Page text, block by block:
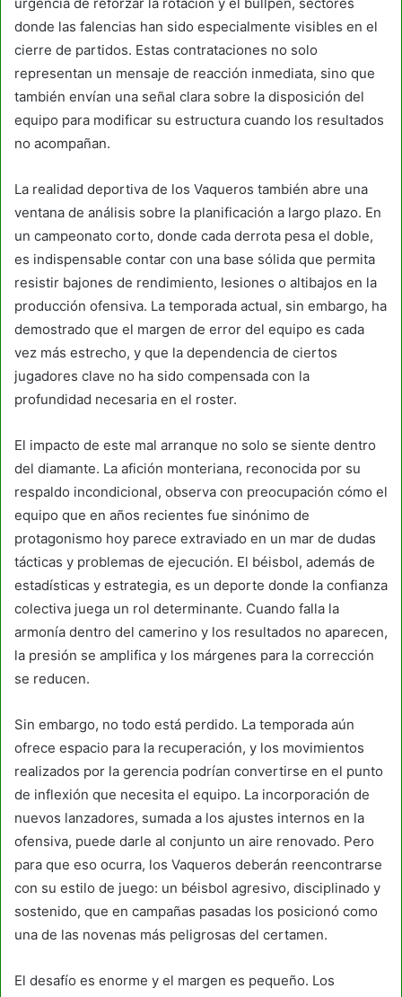
donde las falencias han sido especialmente visibles en el
cierre de partidos. Estas contrataciones no solo
representan un mensaje de reacción inmediata, sino que
también envían una señal clara sobre la disposición del
equipo para modificar su estructura cuando los resultados
no acompañan.
La realidad deportiva de los Vaqueros también abre una
ventana de análisis sobre la planificación a largo plazo. En
un campeonato corto, donde cada derrota pesa el doble,
es indispensable contar con una base sólida que permita
resistir bajones de rendimiento, lesiones o altibajos en la
producción ofensiva. La temporada actual, sin embargo, ha
demostrado que el margen de error del equipo es cada
vez más estrecho, y que la dependencia de ciertos
jugadores clave no ha sido compensada con la
profundidad necesaria en el roster.
El impacto de este mal arranque no solo se siente dentro
del diamante. La afición monteriana, reconocida por su
respaldo incondicional, observa con preocupación cómo el
equipo que en años recientes fue sinónimo de
protagonismo hoy parece extraviado en un mar de dudas
tácticas y problemas de ejecución. El béisbol, además de
estadísticas y estrategia, es un deporte donde la confianza
colectiva juega un rol determinante. Cuando falla la
armonía dentro del camerino y los resultados no aparecen,
la presión se amplifica y los márgenes para la corrección
se reducen.
Sin embargo, no todo está perdido. La temporada aún
ofrece espacio para la recuperación, y los movimientos
realizados por la gerencia podrían convertirse en el punto
de inflexión que necesita el equipo. La incorporación de
nuevos lanzadores, sumada a los ajustes internos en la
ofensiva, puede darle al conjunto un aire renovado. Pero
para que eso ocurra, los Vaqueros deberán reencontrarse
con su estilo de juego: un béisbol agresivo, disciplinado y
sostenido, que en campañas pasadas los posicionó como
una de las novenas más peligrosas del certamen.
El desafío es enorme y el margen es pequeño. Los